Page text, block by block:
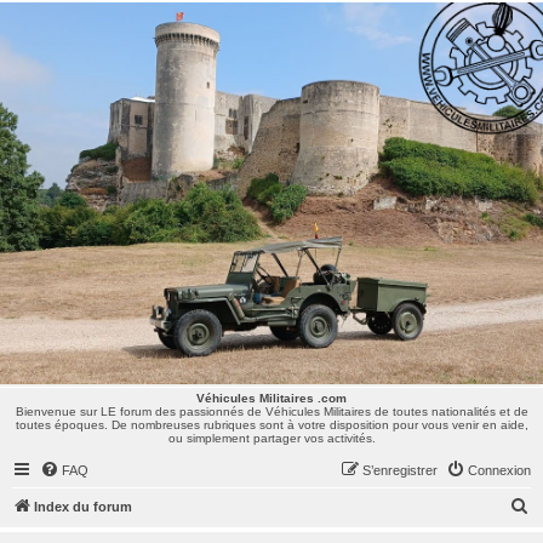
Véhicules Militaires .com
Bienvenue sur LE forum des passionnés de Véhicules Militaires de toutes nationalités et de
toutes époques. De nombreuses rubriques sont à votre disposition pour vous venir en aide,
ou simplement partager vos activités.
Véhicules Militaires .com
Bienvenue sur LE forum des passionnés de Véhicules Militaires de toutes nationalités et de
toutes époques. De nombreuses rubriques sont à votre disposition pour vous venir en aide,
ou simplement partager vos activités.
FAQ Connexion
S’enregistrer
Index du forum